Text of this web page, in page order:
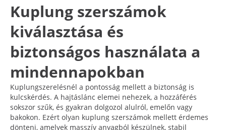
Kuplung szerszámok
kiválasztása és
biztonságos használata a
mindennapokban
Kuplungszerelésnél a pontosság mellett a biztonság is
kulcskérdés. A hajtáslánc elemei nehezek, a hozzáférés
sokszor szűk, és gyakran dolgozol alulról, emelőn vagy
bakokon. Ezért olyan kuplung szerszámok mellett érdemes
dönteni, amelyek masszív anyagból készülnek, stabil